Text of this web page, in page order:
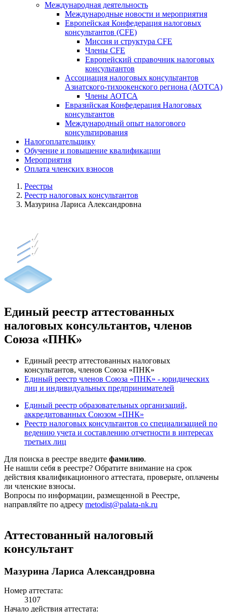
Международная деятельность
Международные новости и мероприятия
Европейская Конфедерация налоговых
консультантов (CFE)
Миссия и структура CFE
Члены CFE
Европейский справочник налоговых
консультантов
Ассоциация налоговых консультантов
Азиатского-тихоокенского региона (АОТСА)
Члены АОТСА
Евразийская Конфедерация Налоговых
консультантов
Международный опыт налогового
консультирования
Налогоплательщику
Обучение и повышение квалификации
Мероприятия
Оплата членских взносов
Реестры
Реестр налоговых консультантов
Мазурина Лариса Александровна
Единый реестр аттестованных
налоговых консультантов, членов
Союза «ПНК»
Единый реестр аттестованных налоговых
консультантов, членов Союза «ПНК»
Единый реестр членов Союза «ПНК» - юридических
лиц и индивидуальных предпринимателей
Единый реестр образовательных организаций,
аккредитованных Союзом «ПНК»
Реестр налоговых консультантов со специализацией по
ведению учета и составлению отчетности в интересах
третьих лиц
Для поиска в реестре введите фамилию.
Не нашли себя в реестре? Обратите внимание на срок
действия квалификационного аттестата, проверьте, оплачены
ли членские взносы.
Вопросы по информации, размещенной в Реестре,
направляйте по адресу metodist@palata-nk.ru
Аттестованный налоговый
консультант
Мазурина Лариса Александровна
Номер аттестата:
3107
Начало действия аттестата: